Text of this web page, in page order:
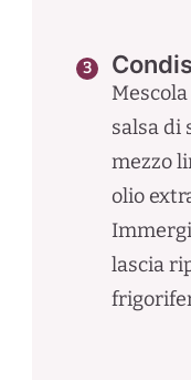
salsa di
mezzo
olio
lascia